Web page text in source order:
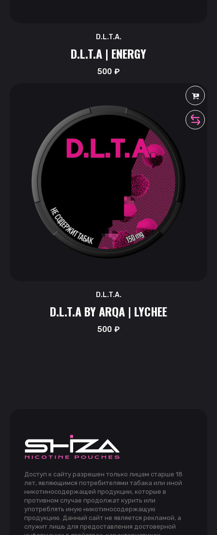
D.L.T.A.
D.L.T.A | ENERGY
500₽
D.L.T.A.
D.L.T.A BY ARQA | LYCHEE
500₽
Доступ к сайту разрешен только лицам старше 18
лет, являющимся потребителями табака или иной
никотиносодержащей продукции, которые в
противном случае продолжат курить или
употреблять иную никотиносодержащую
продукцию. Данный сайт не является рекламой, а
служит лишь для предоставления достоверной